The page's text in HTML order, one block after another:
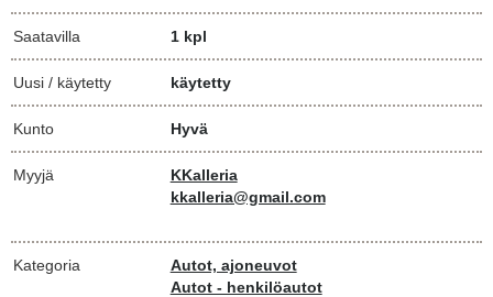
Saatavilla 1 kpl
Uusi / käytetty käytetty
Kunto Hyvä
Myyjä
KKalleria
kkalleria@gmail.com
Kategoria
Autot, ajoneuvot
Autot - henkilöautot